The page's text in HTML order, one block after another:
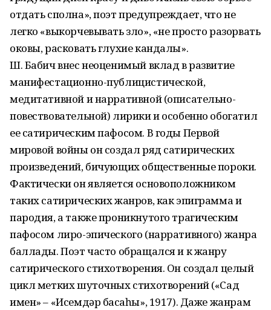
отдать сполна», поэт предупреждает, что не
легко «выкорчевывать зло», «не просто разорвать
оковы, расковать глухие кандалы».
Ш. Бабич внес неоценимый вклад в развитие
манифестационно-публицистической,
медитативной и нарративной (описательно-
повествовательной) лирики и особенно обогатил
ее сатирическим пафосом. В годы Первой
мировой войны он создал ряд сатирических
произведений, бичующих общественные пороки.
Фактически он является основоположником
таких сатирических жанров, как эпиграмма и
пародия, а также проникнутого трагическим
пафосом лиро-эпического (нарративного) жанра
баллады. Поэт часто обращался и к жанру
сатирического стихотворения. Он создал целый
цикл метких шуточных стихотворений («Сад
имен» – «Исемдәр баҡсаһы», 1917). Даже жанрам